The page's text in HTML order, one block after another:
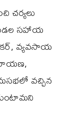
చర్యలు
సహాయ
వ్యవసాయ
వచ్చిన